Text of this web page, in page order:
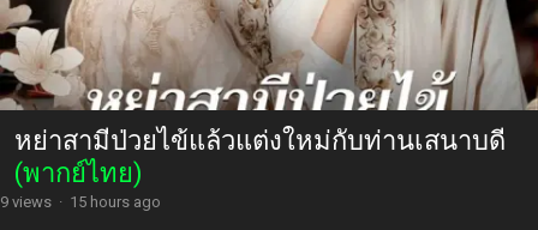
หย่าสามีป่วยไข้แล้วแต่งใหม่กับท่านเสนาบดี
(พากย์ไทย)
9 views · 15 hours ago